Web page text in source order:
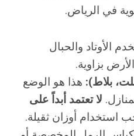
في الرياض.
الأوتاد والحبال
بزاوية.
بلاط): هذا هو الوضع
لا تعتمد أبداً على
استخدام أوزان ثقيلة.